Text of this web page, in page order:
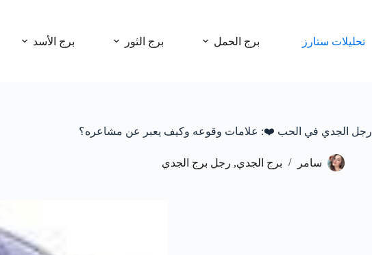
تحليلات ستارز برج الحمل برج الثور برج الأسد
رجل الجدي في الحب ❤️: علامات وقوعه وكيف يعبر عن مشاعره؟
سامر برج الجدي, رجل برج الجدي